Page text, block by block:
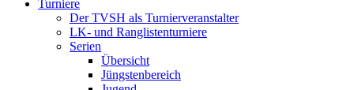
Turniere
Der TVSH als Turnierveranstalter
LK- und Ranglistenturniere
Serien
Übersicht
Jüngstenbereich